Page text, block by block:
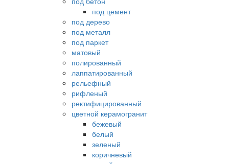
под цемент
под дерево
под металл
под паркет
матовый
полированный
лаппатированный
рельефный
рифленый
ректифицированный
цветной керамогранит
бежевый
белый
зеленый
коричневый